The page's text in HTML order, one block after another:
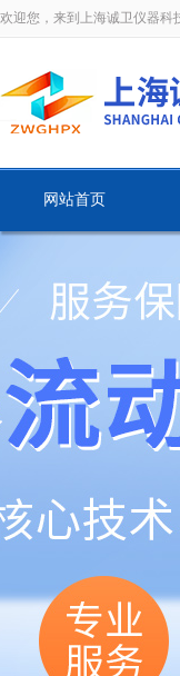
欢迎您，来到上海诚卫仪器科
网站首页